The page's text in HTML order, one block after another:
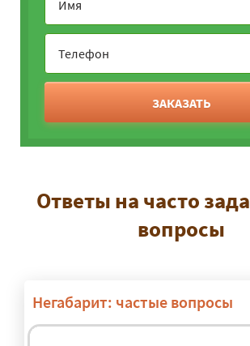
ЗАКАЗАТЬ
Ответы на часто
вопросы
Негабарит: частые вопросы